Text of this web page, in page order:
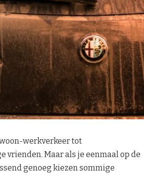
werkverkeer tot
Maar als je eenmaal op de
genoeg kiezen sommige